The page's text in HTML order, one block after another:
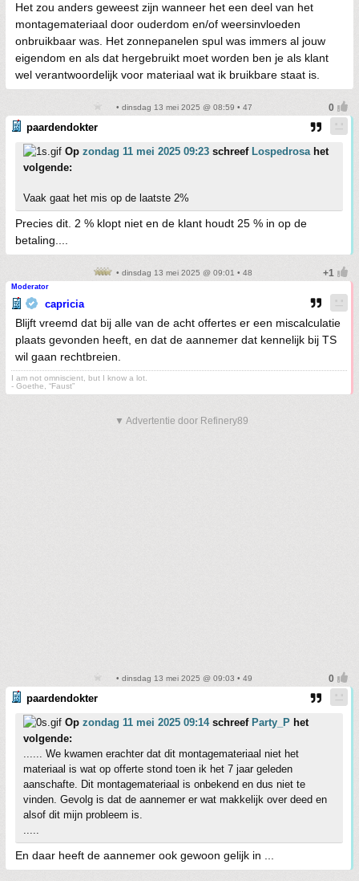
Het zou anders geweest zijn wanneer het een deel van het
montagemateriaal door ouderdom en/of weersinvloeden
onbruikbaar was. Het zonnepanelen spul was immers al jouw
eigendom en als dat hergebruikt moet worden ben je als klant
wel verantwoordelijk voor materiaal wat ik bruikbare staat is.
• dinsdag 13 mei 2025 @ 08:59 • 47
paardendokter
Op zondag 11 mei 2025 09:23 schreef Lospedrosa het
volgende:
Vaak gaat het mis op de laatste 2%
Precies dit. 2 % klopt niet en de klant houdt 25 % in op de
betaling....
• dinsdag 13 mei 2025 @ 09:01 • 48
Moderator
capricia
Blijft vreemd dat bij alle van de acht offertes er een miscalculatie
plaats gevonden heeft, en dat de aannemer dat kennelijk bij TS
wil gaan rechtbreien.
I am not omniscient, but I know a lot.
- Goethe, “Faust”
▼ Advertentie door Refinery89
• dinsdag 13 mei 2025 @ 09:03 • 49
paardendokter
Op zondag 11 mei 2025 09:14schreef Party_P het
volgende:
...... We kwamen erachter dat dit montagemateriaal niet het
materiaal is wat op offerte stond toen ik het 7 jaar geleden
aanschafte. Dit montagemateriaal is onbekend en dus niet te
vinden. Gevolg is dat de aannemer er wat makkelijk over deed en
alsof dit mijn probleem is.
En daar heeft de aannemer ook gewoon gelijk in ...